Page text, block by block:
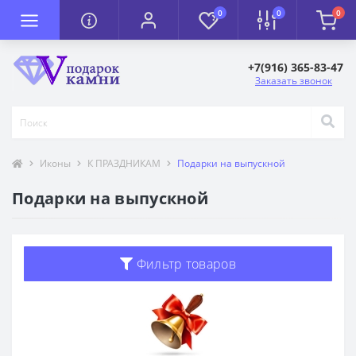
0 0 0
+7(916) 365-83-47
Заказать звонок
Иконы К ПРАЗДНИКАМ Подарки на выпускной
Подарки на выпускной
Фильтр товаров